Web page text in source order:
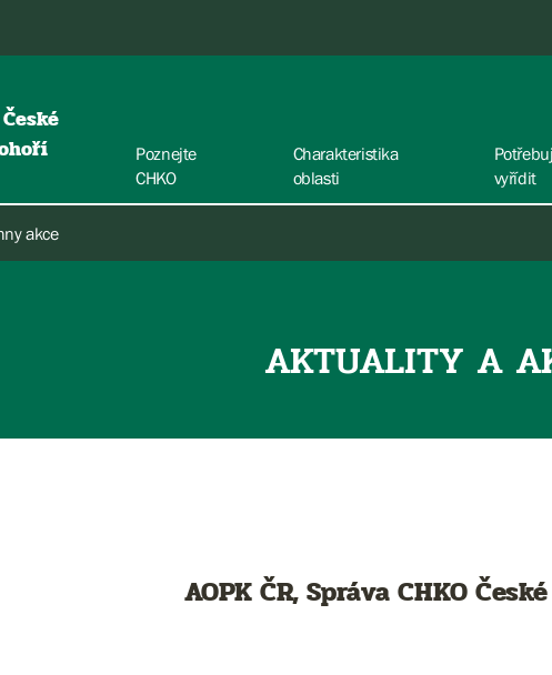
Poznejte
CHKO
Charakteristika
oblasti
vyřídit
akce
AKTUALITY A
AOPK ČR, Správa CHKO